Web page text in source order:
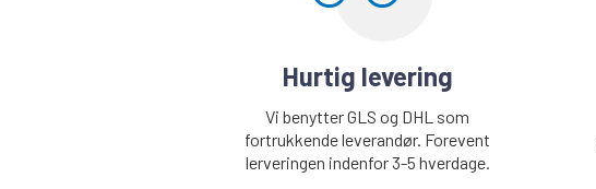
Hurtig levering
Vi benytter GLS og DHL som
fortrukkende leverandør. Forevent
lerveringen indenfor 3-5 hverdage.